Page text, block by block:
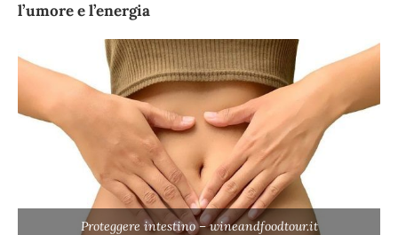
l’umore e l’energia
Proteggere intestino – wineandfoodtour.it